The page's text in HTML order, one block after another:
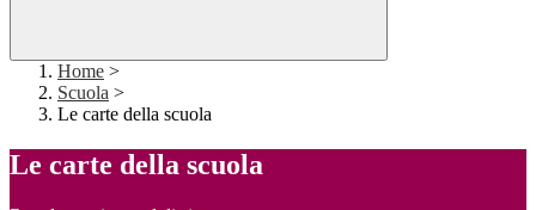
Home >
Scuola >
Le carte della scuola
Le carte della scuola